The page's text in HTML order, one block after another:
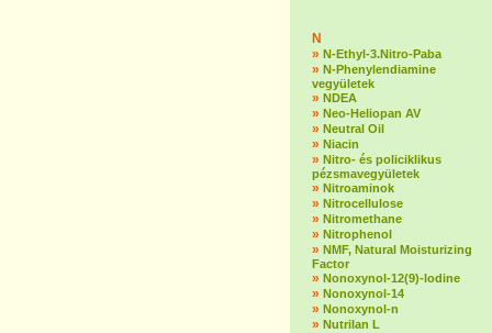
N
» N-Ethyl-3.Nitro-Paba
» N-Phenylendiamine
vegyületek
» NDEA
» Neo-Heliopan AV
» Neutral Oil
» Niacin
» Nitro- és policiklikus
pézsmavegyületek
» Nitroaminok
» Nitrocellulose
» Nitromethane
» Nitrophenol
» NMF, Natural Moisturizing
Factor
» Nonoxynol-12(9)-lodine
» Nonoxynol-14
» Nonoxynol-n
» Nutrilan L